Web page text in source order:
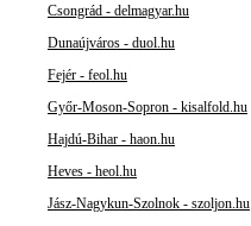
Csongrád - delmagyar.hu
Dunaújváros - duol.hu
Fejér - feol.hu
Győr-Moson-Sopron - kisalfold.hu
Hajdú-Bihar - haon.hu
Heves - heol.hu
Jász-Nagykun-Szolnok - szoljon.hu